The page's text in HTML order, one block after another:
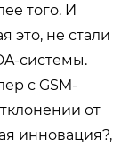
того. И
это, не стали
системы.
с GSM-
от
инновация?,